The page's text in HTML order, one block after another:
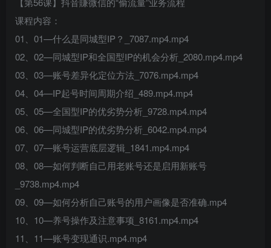
课程内容：
01、01—什么是同城型IP？_7087.mp4.mp4
02、02—同城型IP和全国型IP的机会分析_2080.mp4.mp4
03、03—账号差异化定位方法_7076.mp4.mp4
04、04—IP起号时间周期介绍_489.mp4.mp4
05、05—全国型IP的优劣势分析_9728.mp4.mp4
06、06—同城型IP的优劣势分析_6042.mp4.mp4
07、07—账号运营底层逻辑_1841.mp4.mp4
08、08—如何判断自己用老账号还是启用新账号
_9738.mp4.mp4
09、09—如何分析自己账号的用户画像是否准确.mp4
10、10—养号操作及注意事项_8161.mp4.mp4
11、11—账号变现通识.mp4.mp4